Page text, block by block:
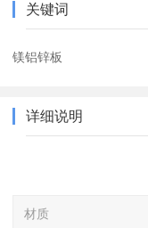
关键词
镁铝锌板
详细说明
材质